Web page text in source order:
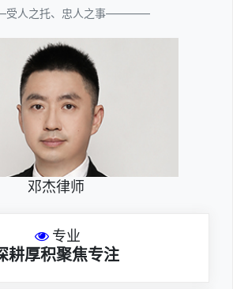
人之托、忠人之事————
邓杰律师
专业
耕厚积聚焦专注